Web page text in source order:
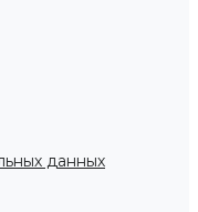
данных